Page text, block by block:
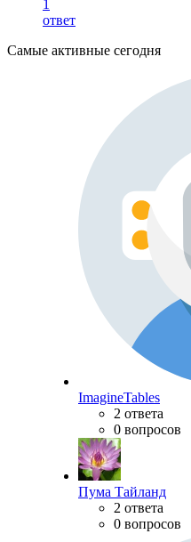
1
ответ
Самые активные сегодня
ImagineTables
2 ответа
0 вопросов
Пума Тайланд
2 ответа
0 вопросов